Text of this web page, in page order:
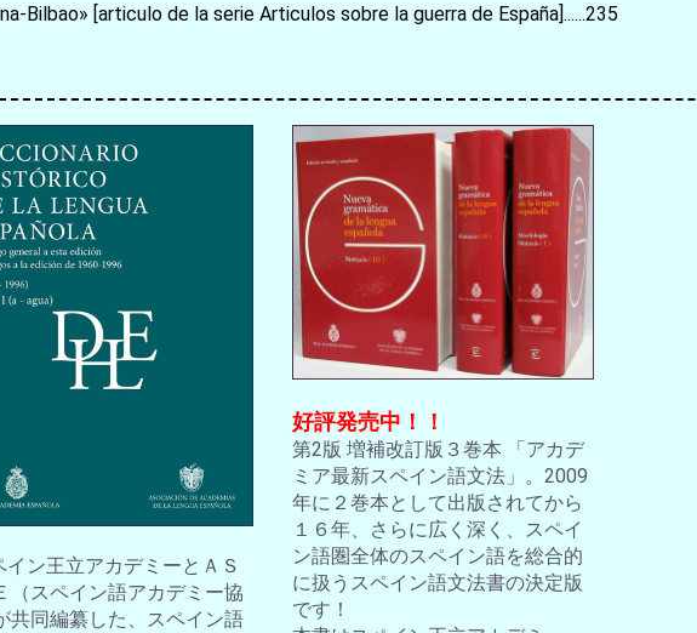
Bilbao» [articulo de la serie Articulos sobre la guerra de España]......235
イン王立アカデミーとＡＳ
（スペイン語アカデミー協
共同編纂した、スペイン語
好評発売中！！
第2版 増補改訂版３巻本 「アカデ
ミア最新スペイン語文法」。2009
年に２巻本として出版されてから
１６年、さらに広く深く、スペイ
ン語圏全体のスペイン語を総合的
に扱うスペイン語文法書の決定版
です！